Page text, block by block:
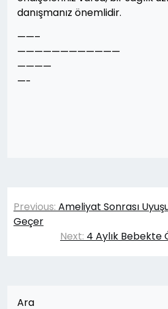
danışmanız önemlidir.
——–
————————————
————
—-
Yazı
gezinmesi
Previous: Ameliyat Sonrası
Geçer
Next: 4 Aylık Bebekte
Ara